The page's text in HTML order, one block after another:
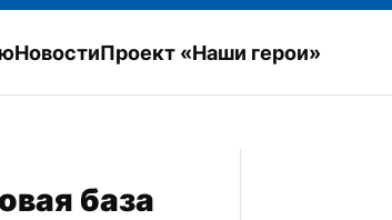
НовостиПроект «Наши герои»
база